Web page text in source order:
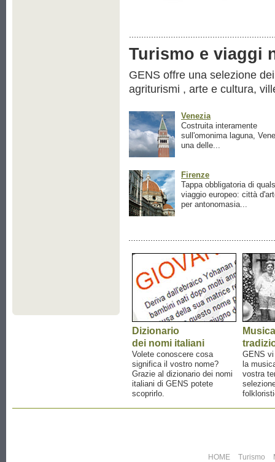
Turismo e viaggi
GENS offre una selezione
agriturismi , arte e cultura,
Venezia
Costruita interamente
sull'omonima laguna,
una delle...
Firenze
Tappa obbligatoria di
viaggio europeo: città
per antonomasia...
Dizionario
dei nomi italiani
Volete conoscere cosa
significa il vostro nome?
Grazie al dizionario dei nomi
italiani di GENS potete
scoprirlo.
Musica
GENS
la
vostra
HOME Turismo